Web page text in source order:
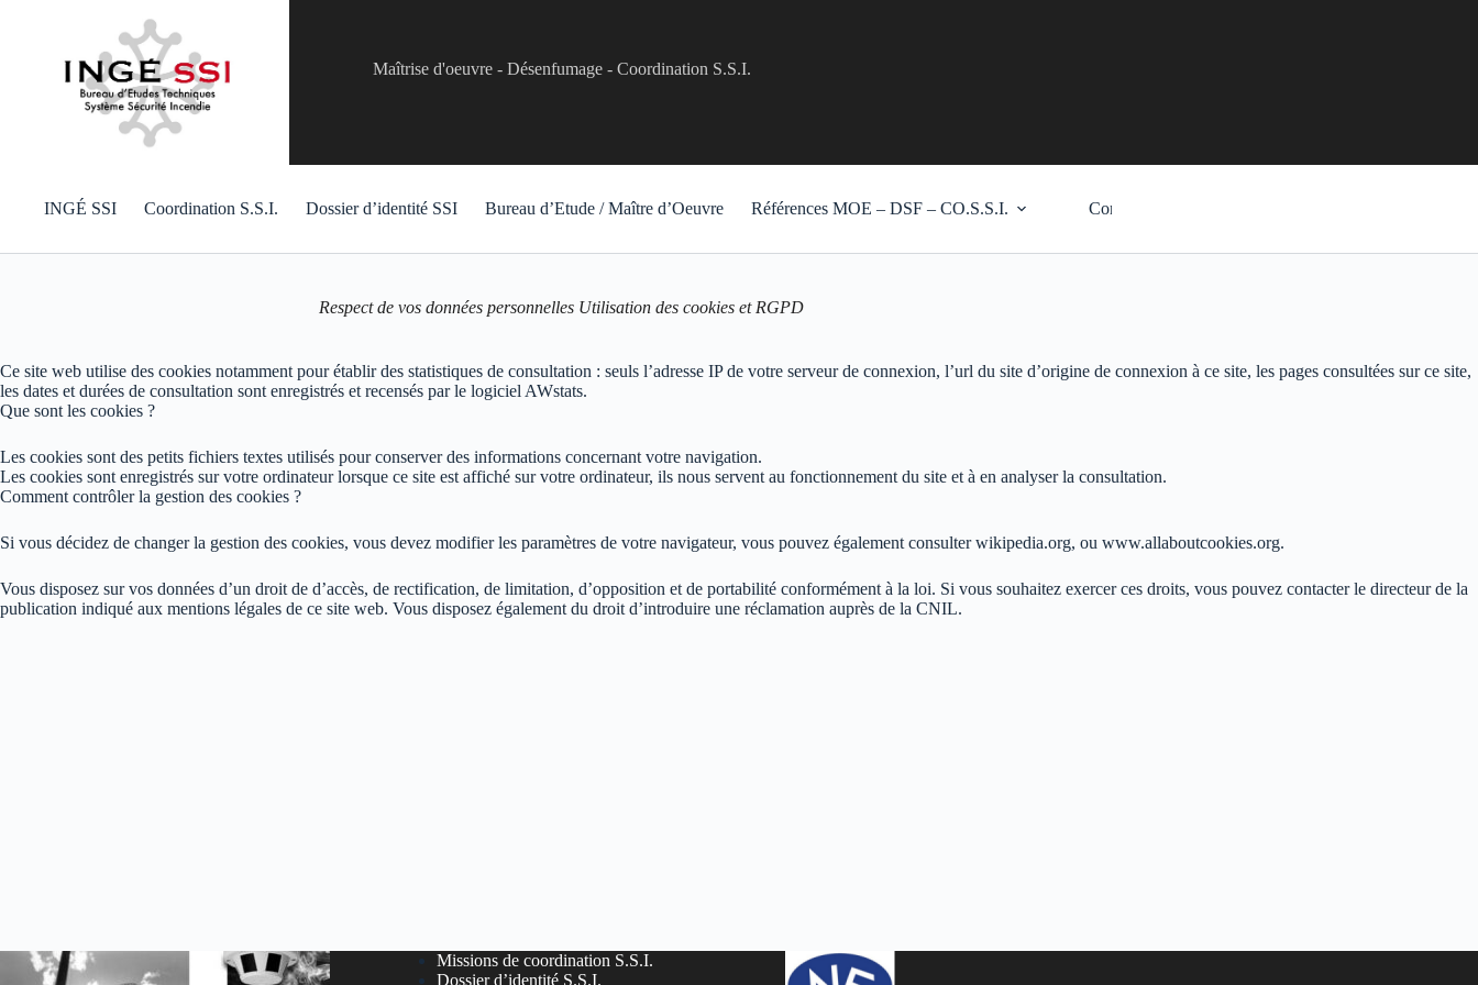
Maîtrise d'oeuvre - Désenfumage - Coordination S.S.I.
INGÉ SSI Coordination S.S.I. Dossier d’identité SSI Bureau d’Etude / Maître d’Oeuvre Références MOE – DSF – CO.S.S.I. Contact
Respect de vos données personnelles Utilisation des cookies et RGPD
Ce site web utilise des cookies notamment pour établir des statistiques de consultation : seuls l’adresse IP de votre serveur de connexion, l’url du site d’origine de connexion à ce site, les pages consultées sur ce site,
les dates et durées de consultation sont enregistrés et recensés par le logiciel AWstats.
Que sont les cookies ?
Les cookies sont des petits fichiers textes utilisés pour conserver des informations concernant votre navigation.
Les cookies sont enregistrés sur votre ordinateur lorsque ce site est affiché sur votre ordinateur, ils nous servent au fonctionnement du site et à en analyser la consultation.
Comment contrôler la gestion des cookies ?
Si vous décidez de changer la gestion des cookies, vous devez modifier les paramètres de votre navigateur, vous pouvez également consulter wikipedia.org, ou www.allaboutcookies.org.
Vous disposez sur vos données d’un droit de d’accès, de rectification, de limitation, d’opposition et de portabilité conformément à la loi. Si vous souhaitez exercer ces droits, vous pouvez contacter le directeur de la
publication indiqué aux mentions légales de ce site web. Vous disposez également du droit d’introduire une réclamation auprès de la CNIL.
Missions de coordination S.S.I.
Dossier d’identité S.S.I.